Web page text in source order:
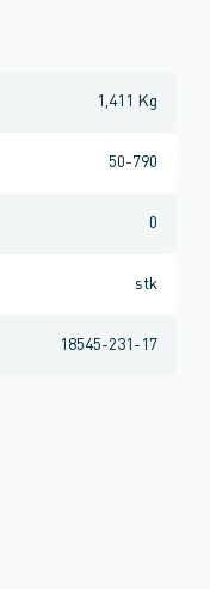
1,411 Kg
50-790
0
stk
18545-231-17